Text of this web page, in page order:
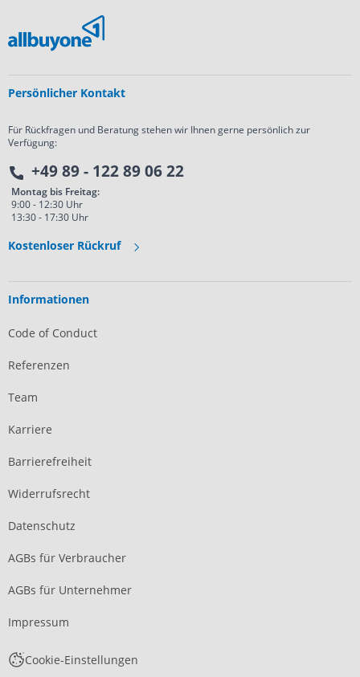
Persönlicher Kontakt
Für Rückfragen und Beratung stehen wir Ihnen gerne persönlich zur
Verfügung:
+49 89 - 122 89 06 22
Montag bis Freitag:
9:00 - 12:30 Uhr
13:30 - 17:30 Uhr
Kostenloser Rückruf
Informationen
Code of Conduct
Referenzen
Team
Karriere
Barrierefreiheit
Widerrufsrecht
Datenschutz
AGBs für Verbraucher
AGBs für Unternehmer
Impressum
Cookie-Einstellungen